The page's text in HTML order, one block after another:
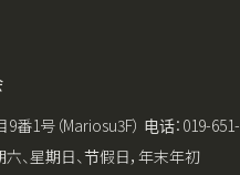
1号（Mariosu3F） 电话：019-
、星期日、节假日，年末年初